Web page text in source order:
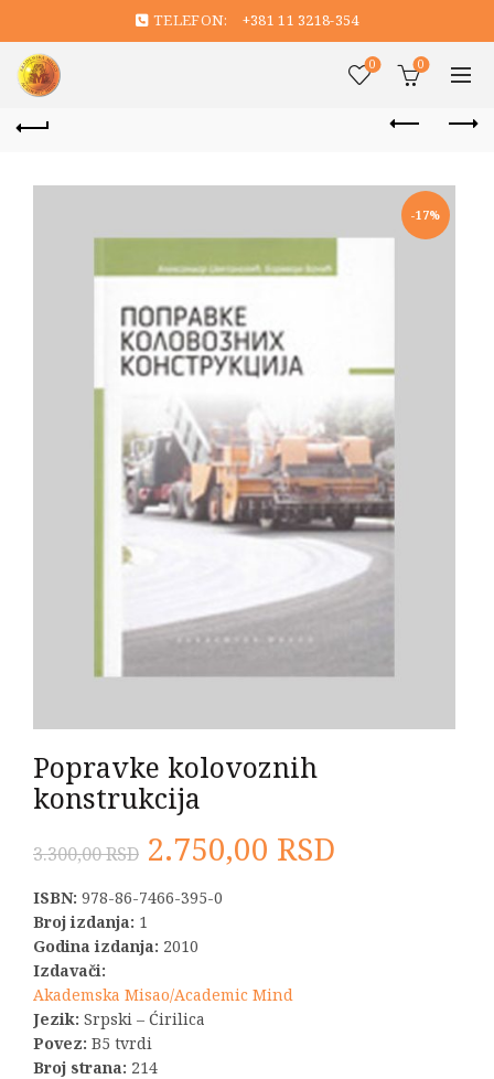
TELEFON: +381 11 3218-354
0 0
-17%
Popravke kolovoznih
konstrukcija
3.300,00RSD Originalna
cena
je
bila:
3.300,00 RSD.
2.750,00 RSD
ISBN: 978-86-7466-395-0
Broj izdanja: 1
Godina izdanja: 2010
Izdavači:
Akademska Misao/Academic Mind
Jezik: Srpski – Ćirilica
Povez: B5 tvrdi
Broj strana: 214